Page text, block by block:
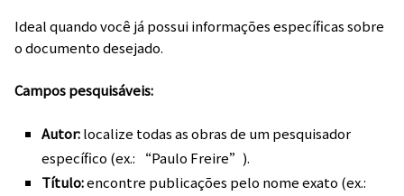
Ideal quando você já possui informações específicas sobre
o documento desejado.
Campos pesquisáveis:
Autor:localize todas as obras de um pesquisador
específico (ex.: “Paulo Freire”).
Título:encontre publicações pelo nome exato (ex.: